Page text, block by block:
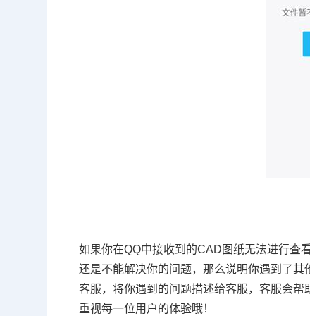
如果你在QQ中接收到的CAD图纸无法进行查
还是不能解决你的问题，那么说明你遇到了
客服，将你遇到的问题描述给客服，客服会
重视每一位用户的体验哦！